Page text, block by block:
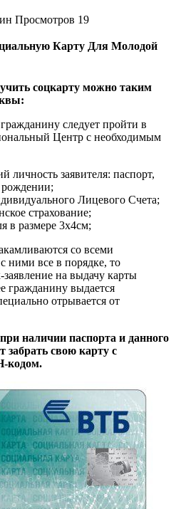
Просмотров 19
Карту Для Молодой
соцкарту можно таким
следует пройти в
Центр с необходимым
личность заявителя: паспорт,
рождении;
Лицевого Счета;
страхование;
в размере 3х4см;
со всеми
ними все в порядке, то
на выдачу карты
гражданину выдается
отрывается от
наличии паспорта и данного
забрать свою карту с
кодом.